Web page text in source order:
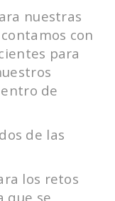
nuestras
con
para
de
de las
los retos
que se